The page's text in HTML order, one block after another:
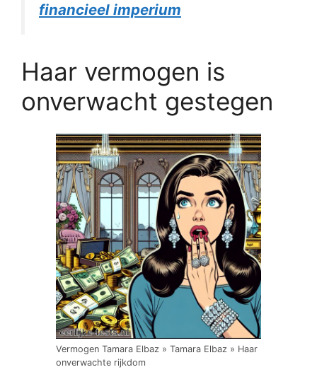
financieel imperium
Haar vermogen is
onverwacht gestegen
Vermogen Tamara Elbaz » Tamara Elbaz » Haar
onverwachte rijkdom